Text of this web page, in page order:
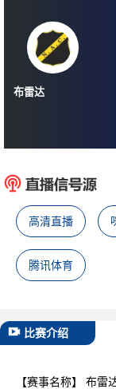
布雷达
高清直播
腾讯体育
比赛介绍
【赛事名称】 布雷